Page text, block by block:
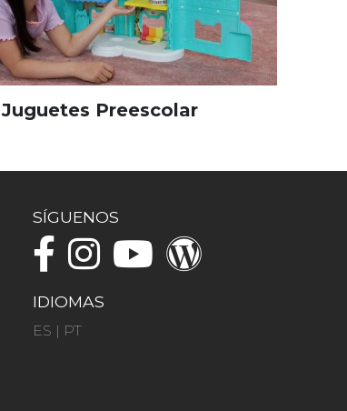
Juguetes Preescolar
SÍGUENOS
IDIOMAS
ES | PT